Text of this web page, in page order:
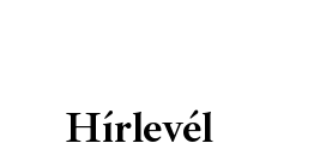
Hírlevél